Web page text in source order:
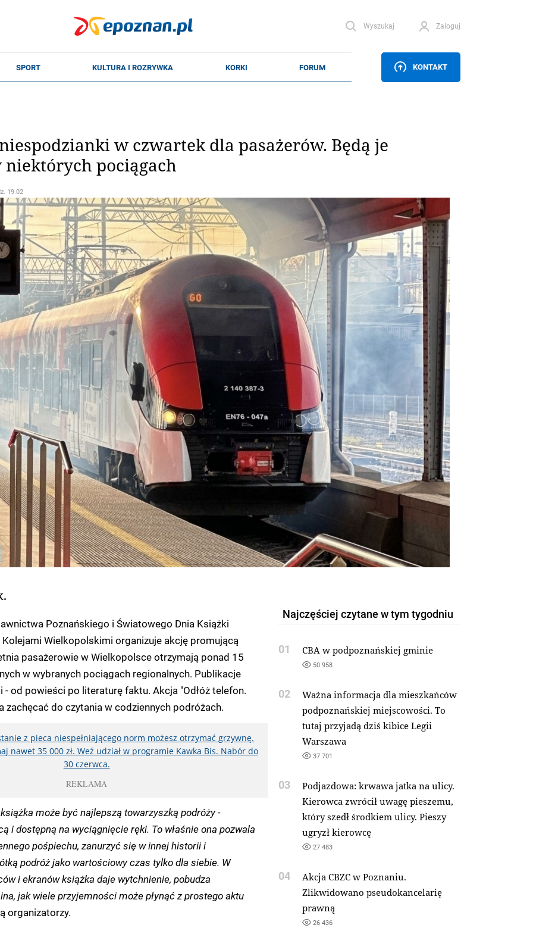
Wyszukaj Zaloguj
KONTAKT
w czwartek dla pasażerów. Będą je
niektórych pociągach
19.02
Poznańskiego i Światowego Dnia Książki
Wielkopolskimi organizuje akcję promującą
pasażerowie w Wielkopolsce otrzymają ponad 15
w wybranych pociągach regionalnych. Publikacje
- od powieści po literaturę faktu. Akcja "Odłóż telefon.
zachęcać do czytania w codziennych podróżach.
z pieca niespełniającego norm możesz otrzymać grzywnę.
nawet 35 000 zł. Weź udział w programie Kawka Bis. Nabór do
30 czerwca.
REKLAMA
może być najlepszą towarzyszką podróży -
i dostępną na wyciągnięcie ręki. To właśnie ona pozwala
pośpiechu, zanurzyć się w innej historii i
podróż jako wartościowy czas tylko dla siebie. W
i ekranów książka daje wytchnienie, pobudza
jak wiele przyjemności może płynąć z prostego aktu
organizatorzy.
Najczęściej czytane w tym tygodniu
01 CBA w podpoznańskiej gminie
50 958
02
Ważna informacja dla mieszkańców
podpoznańskiej miejscowości. To
tutaj przyjadą dziś kibice Legii
Warszawa
37 701
03
Podjazdowa: krwawa jatka na ulicy.
Kierowca zwrócił uwagę pieszemu,
który szedł środkiem ulicy. Pieszy
ugryzł kierowcę
27 483
04
Akcja CBZC w Poznaniu.
Zlikwidowano pseudokancelarię
prawną
26 436